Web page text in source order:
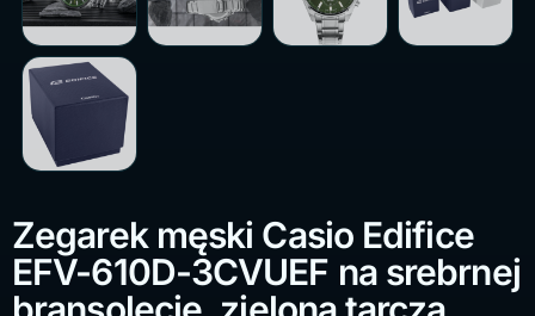
Zegarek męski Casio Edifice
EFV-610D-3CVUEF na srebrnej